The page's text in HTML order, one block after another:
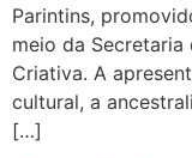
Parintins,
meio da
Criativa. A
cultural, a
[…]